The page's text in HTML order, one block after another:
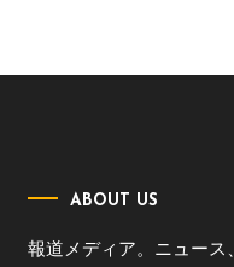
ABOUT US
報道メディア。ニュー